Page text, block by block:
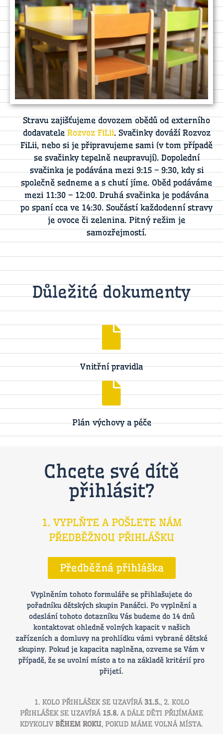
Stravu zajišťujeme dovozem obědů od externího
dodavateleRozvoz FiLii. Svačinky dováží Rozvoz
FiLii, nebo si je připravujeme sami (v tom případě
se svačinky tepelně neupravují). Dopolední
svačinka je podávána mezi 9:15 – 9:30, kdy si
společně sedneme a s chutí jíme. Oběd podáváme
mezi 11:30 – 12:00. Druhá svačinka je podávána
po spaní cca ve 14:30. Součástí každodenní stravy
je ovoce či zelenina. Pitný režim je
samozřejmostí.
Důležité dokumenty
Vnitřní pravidla
Plán výchovy a péče
Chcete své dítě
přihlásit?
1. VYPLŇTE A POŠLETE NÁM
PŘEDBĚŽNOU PŘIHLÁŠKU
Předběžná přihláška
Vyplněním tohoto formuláře se přihlašujete do
pořadníku dětských skupin Panáčci. Po vyplnění a
odeslání tohoto dotazníku Vás budeme do 14 dnů
kontaktovat ohledně volných kapacit v našich
zařízeních a domluvy na prohlídku vámi vybrané dětské
skupiny. Pokud je kapacita naplněna, ozveme se Vám v
případě, že se uvolní místo a to na základě kritérií pro
přijetí.
1. KOLO PŘIHLÁŠEK SE UZAVÍRÁ 31.5., 2. KOLO
PŘIHLÁŠEK SE UZAVÍRÁ15.8. A DÁLE DĚTI PŘIJÍMÁME
KDYKOLIV BĚHEM ROKU, POKUD MÁME VOLNÁ MÍSTA.